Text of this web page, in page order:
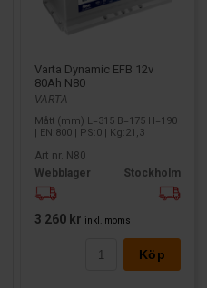
Varta Dynamic EFB 12v
80Ah N80
VARTA
Mått (mm) L=315 B=175 H=190
| EN:800 | PS:0 | Kg:21,3
Art nr. N80
Webblager
Stockholm
3 260 kr inkl. moms
Köp